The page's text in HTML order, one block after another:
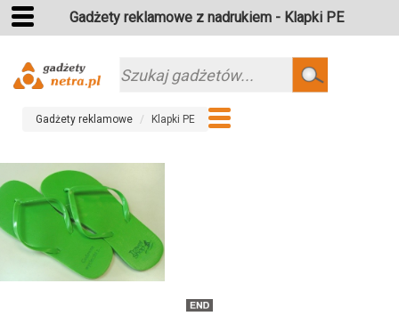
Gadżety reklamowe z nadrukiem - Klapki PE
Szukaj
Gadżety reklamowe Klapki PE